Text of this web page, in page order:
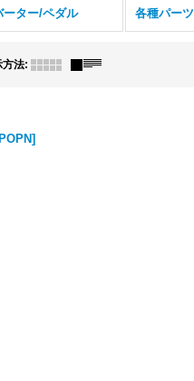
ーター/ペダル
方法:
]